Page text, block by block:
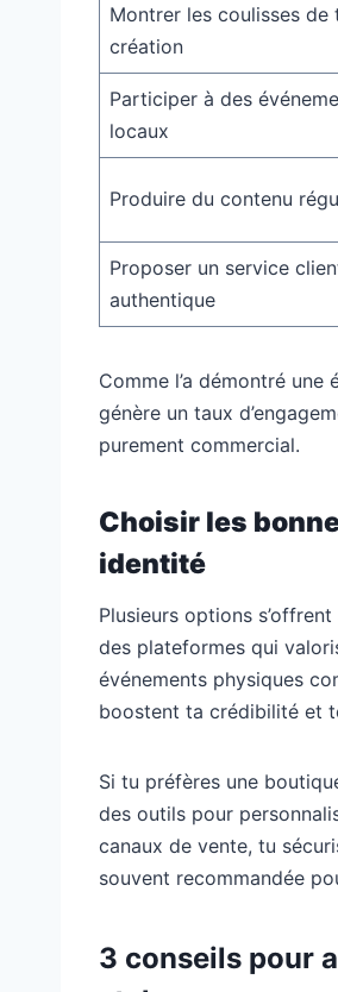
Montrer les coulisses de
création
Participer à des
locaux
Produire du contenu
Proposer un service
authentique
Comme l’a démontré
génère un taux
purement commercial.
Choisir les
identité
Plusieurs options
des plateformes qui
événements physiques
boostent ta crédibilité et
Si tu préfères une
des outils pour
canaux de vente, tu
souvent recommandée
3 conseils pour